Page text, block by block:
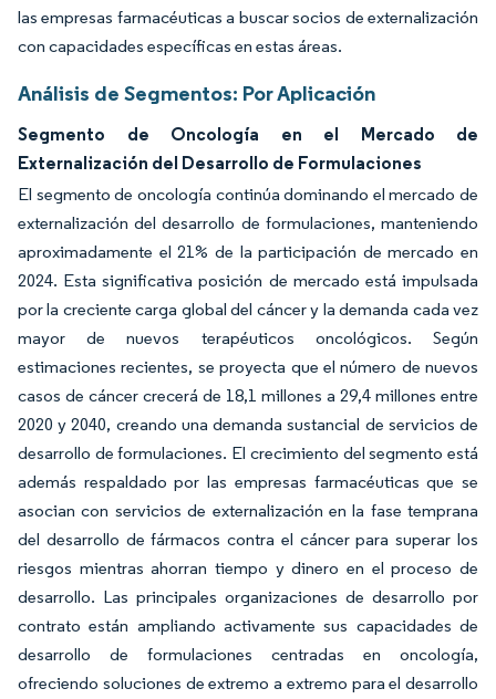
las empresas farmacéuticas a buscar socios de externalización
con capacidades específicas en estas áreas.
Análisis de Segmentos: Por Aplicación
Segmento de Oncología en el Mercado de
Externalización del Desarrollo de Formulaciones
El segmento de oncología continúa dominando el mercado de
externalización del desarrollo de formulaciones, manteniendo
aproximadamente el 21% de la participación de mercado en
2024. Esta significativa posición de mercado está impulsada
por la creciente carga global del cáncer y la demanda cada vez
mayor de nuevos terapéuticos oncológicos. Según
estimaciones recientes, se proyecta que el número de nuevos
casos de cáncer crecerá de 18,1 millones a 29,4 millones entre
2020 y 2040, creando una demanda sustancial de servicios de
desarrollo de formulaciones. El crecimiento del segmento está
además respaldado por las empresas farmacéuticas que se
asocian con servicios de externalización en la fase temprana
del desarrollo de fármacos contra el cáncer para superar los
riesgos mientras ahorran tiempo y dinero en el proceso de
desarrollo. Las principales organizaciones de desarrollo por
contrato están ampliando activamente sus capacidades de
desarrollo de formulaciones centradas en oncología,
ofreciendo soluciones de extremo a extremo para el desarrollo